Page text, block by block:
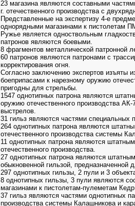
23 магазина являются составными
г. отечественного производства с
Представленные на экспертизу 4-е
однорядными магазинами к пистолетам
Ружье является одноствольным
патронов являются боевыми.
8 фрагментов металлической патронной
60 патронов являются патронами с
корректирования огня.
Согласно заключению экспертов изъяты
боеприпасами к нарезному оружию
пригодны для стрельбы.
1547 однотипных патрона являются
оружию отечественного производства
выстрелов.
31 гильз являются частями специальных
264 однотипных патрона являются
отечественного производства системы
11 однотипных патрона являются
отечественного производства.
27 однотипных патрона являются
обыкновенной гильзой, предназначенной
297 однотипных гильзы, 2 пули и 3
8 однотипных гильзы, 3 пули являются
магазинами к пистолетам-пулеметам
37 гильз являются частями однотипных
производства системы Калашникова и